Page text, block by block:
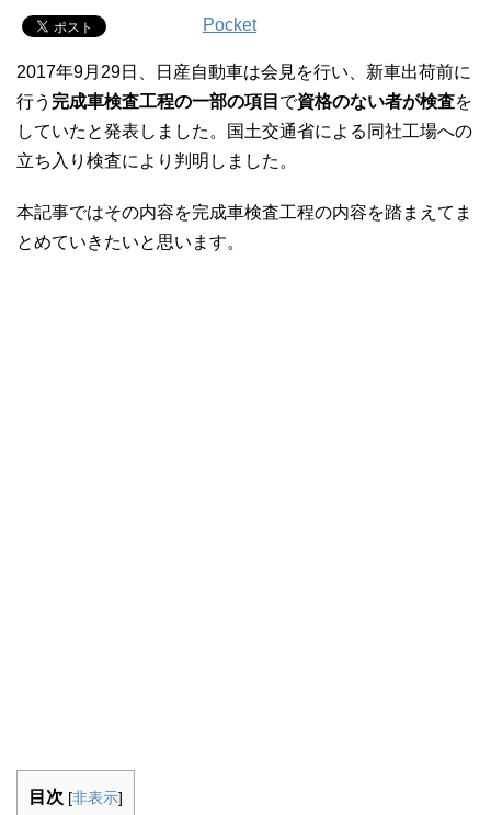
Pocket
2017年9月29日、日産自動車は会見を行い、新車出荷前に
行う 完成車検査工程の一部の項目 で資格のない者が検査を
していたと発表しました。国土交通省による同社工場への
立ち入り検査により判明しました。
本記事ではその内容を完成車検査工程の内容を踏まえてま
とめていきたいと思います。
目次 [非表示]